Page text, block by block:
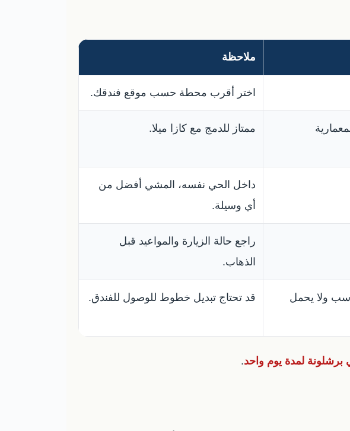
ملاحظة
اختر أقرب محطة حسب موقع فندقك.
ممتاز للدمج مع كازا ميلا.
داخل الحي نفسه، المشي أفضل من
أي وسيلة.
راجع حالة الزيارة والمواعيد قبل
الذهاب.
ولا يحمل
قد تحتاج تبديل خطوط للوصول للفندق.
لمدة يوم واحد.